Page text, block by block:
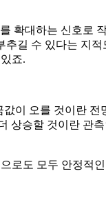
확대하는 신호로
길 수 있다는 지
죠.
이 오를 것이란 전
상승할 것이란 관
로도 모두 안정적